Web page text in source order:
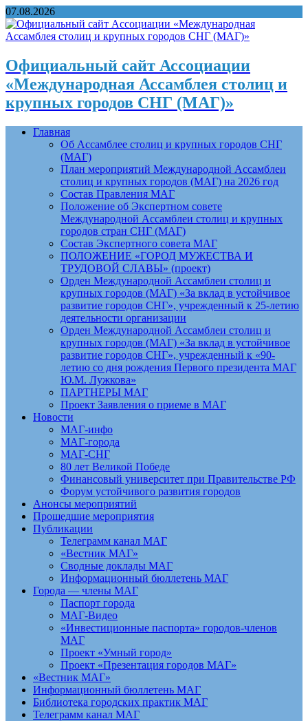
07.08.2026
Официальный сайт Ассоциации
«Международная Ассамблея столиц и
крупных городов СНГ (МАГ)»
Главная
Об Ассамблее столиц и крупных городов СНГ
(МАГ)
План мероприятий Международной Ассамблеи
столиц и крупных городов (МАГ) на 2026 год
Состав Правления МАГ
Положение об Экспертном совете
Международной Ассамблеи столиц и крупных
городов стран СНГ (МАГ)
Состав Экспертного совета МАГ
ПОЛОЖЕНИЕ «ГОРОД МУЖЕСТВА И
ТРУДОВОЙ СЛАВЫ» (проект)
Орден Международной Ассамблеи столиц и
крупных городов (МАГ) «За вклад в устойчивое
развитие городов СНГ», учрежденный к 25-летию
деятельности организации
Орден Международной Ассамблеи столиц и
крупных городов (МАГ) «За вклад в устойчивое
развитие городов СНГ», учрежденный к «90-
летию со дня рождения Первого президента МАГ
Ю.М. Лужкова»
ПАРТНЕРЫ МАГ
Проект Заявления о приеме в МАГ
Новости
МАГ-инфо
МАГ-города
МАГ-СНГ
80 лет Великой Победе
Финансовый университет при Правительстве РФ
Форум устойчивого развития городов
Анонсы мероприятий
Прошедшие мероприятия
Публикации
Телеграмм канал МАГ
«Вестник МАГ»
Сводные доклады МАГ
Информационный бюллетень МАГ
Города — члены МАГ
Паспорт города
МАГ-Видео
«Инвестиционные паспорта» городов-членов
МАГ
Проект «Умный город»
Проект «Презентация городов МАГ»
«Вестник МАГ»
Информационный бюллетень МАГ
Библиотека городских практик МАГ
Телеграмм канал МАГ